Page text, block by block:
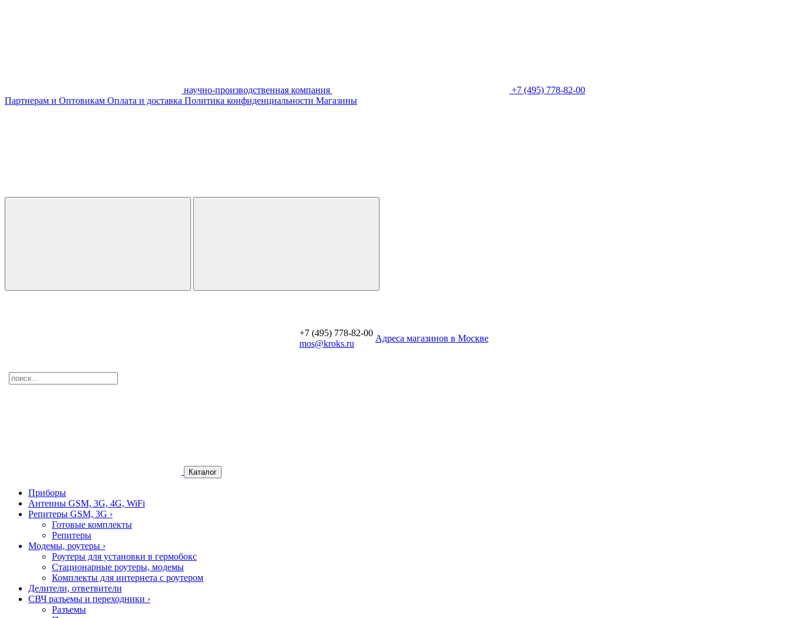
научно-производственная компания
+7 (495) 778-82-00
Партнерам и Оптовикам Оплата и доставка Политика конфиденциальности Магазины
+7 (495) 778-82-00
mos@kroks.ru
Aдреса магазинов в Москве
Каталог
Приборы
Антенны GSM, 3G, 4G, WiFi
Репитеры GSM, 3G ›
Готовые комплекты
Репитеры
Модемы, роутеры ›
Роутеры для установки в гермобокс
Стационарные роутеры, модемы
Комплекты для интернета с роутером
Делители, ответвители
СВЧ разъемы и переходники ›
Разъемы